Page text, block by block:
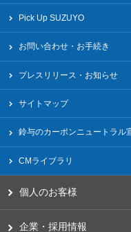
Pick Up SUZUYO
お問い合わせ・お手続き
プレスリリース・お知らせ
サイトマップ
鈴与のカーボンニュートラル
CMライブラリ
個人のお客様
企業・採用情報